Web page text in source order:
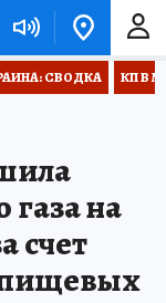
СВОДКА КП В
газа на
счет